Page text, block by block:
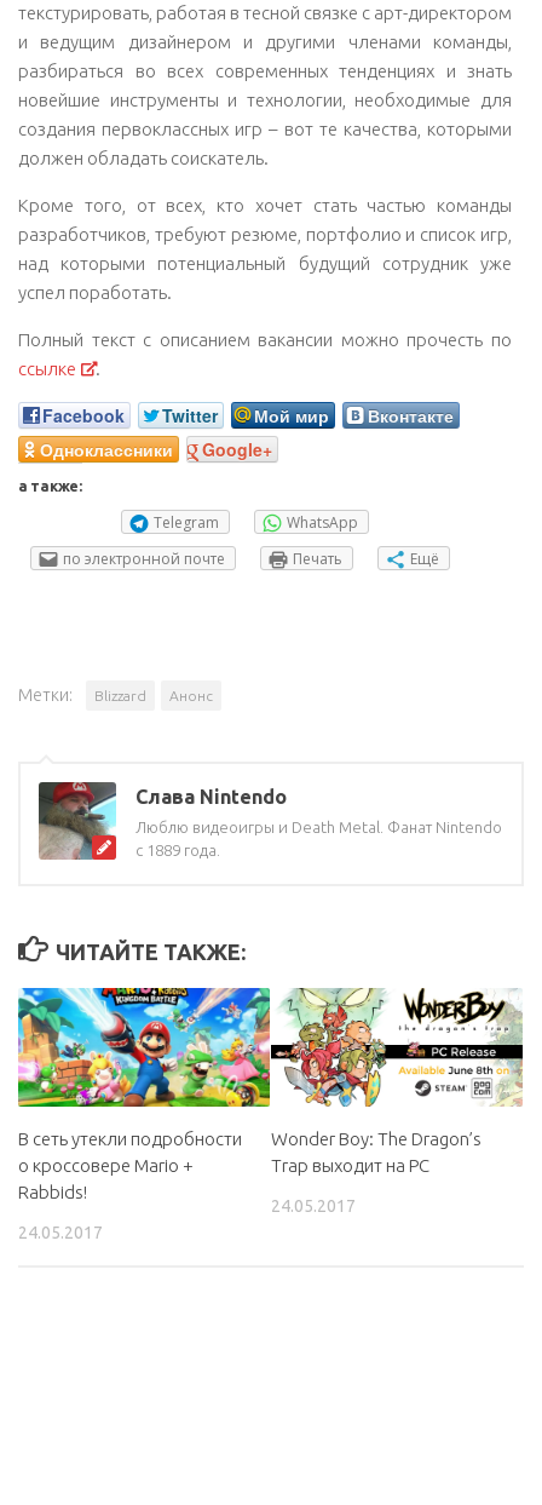
текстурировать, работая в тесной связке с арт-директором
и ведущим дизайнером и другими членами команды,
разбираться во всех современных тенденциях и знать
новейшие инструменты и технологии, необходимые для
создания первоклассных игр – вот те качества, которыми
должен обладать соискатель.
Кроме того, от всех, кто хочет стать частью команды
разработчиков, требуют резюме, портфолио и список игр,
над которыми потенциальный будущий сотрудник уже
успел поработать.
Полный текст с описанием вакансии можно прочесть по
ссылке
.
Facebook Twitter Мой мир
Вконтакте
Одноклассники
Google+
а также:
Telegram
WhatsApp
по электронной почте
Печать Ещё
Метки: Blizzard Анонс
Слава Nintendo
Люблю видеоигры и Death Metal. Фанат Nintendo
с 1889 года.
ЧИТАЙТЕ ТАКЖЕ:
В сеть утекли подробности
о кроссовере Mario +
Rabbids!
24.05.2017
Wonder Boy: The Dragon’s
Trap выходит на PC
24.05.2017